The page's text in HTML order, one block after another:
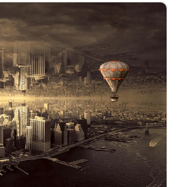
הנהלת חשבונות לקוחות
תשלום, חשבוניות מס
תשלומים, הצמדות מדד,
מסירה ואישורי יתרות
ביצוע התאמות בנקים שוטפות
בנקאי). התאמות כרטיסי
דיווחים וסגירת חודש/שנה:
שוטפים לרשויות המס (מע"מ,
התאמות מאזניות וטיפול
החומרים לביקורת רואה